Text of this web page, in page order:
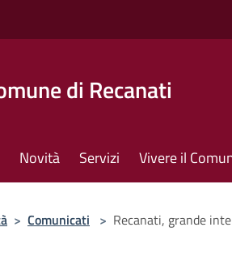
di Recanati
Novità Servizi Vivere il
> Comunicati > Recanati, grande